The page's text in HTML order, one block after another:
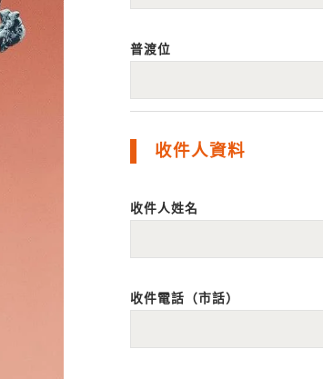
普渡位
收件人資料
收件人姓名
收件電話（市話）